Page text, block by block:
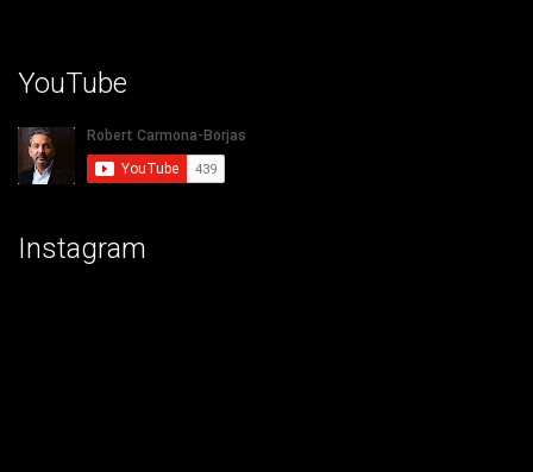
YouTube
Instagram